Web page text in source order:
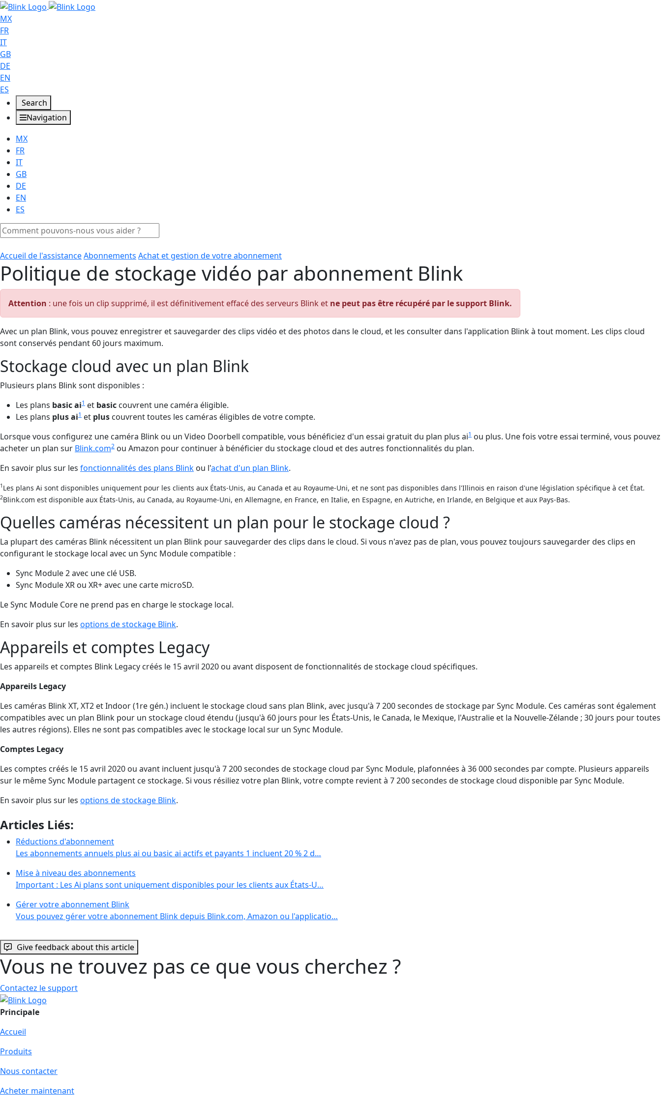
MX
FR
IT
GB
DE
EN
ES
Search
Navigation
MX
FR
IT
GB
DE
EN
ES
Accueil de l'assistanceAbonnements Achat et gestion de votre abonnement
Politique de stockage vidéo par abonnement Blink
Attention : une fois un clip supprimé, il est définitivement effacé des serveurs Blink et ne peut pas être récupéré par le support Blink.
Avec un plan Blink, vous pouvez enregistrer et sauvegarder des clips vidéo et des photos dans le cloud, et les consulter dans l'application Blink à tout moment. Les clips cloud
sont conservés pendant 60 jours maximum.
Stockage cloud avec un plan Blink
Plusieurs plans Blink sont disponibles :
Les plans basic ai1 et basic couvrent une caméra éligible.
Les plans plus ai1 et plus couvrent toutes les caméras éligibles de votre compte.
Lorsque vous configurez une caméra Blink ou un Video Doorbell compatible, vous bénéficiez d'un essai gratuit du plan plus ai1 ou plus. Une fois votre essai terminé, vous pouvez
acheter un plan sur Blink.com2 ou Amazon pour continuer à bénéficier du stockage cloud et des autres fonctionnalités du plan.
En savoir plus sur les fonctionnalités des plans Blink ou l'achat d'un plan Blink.
1 Les plans Ai sont disponibles uniquement pour les clients aux États-Unis, au Canada et au Royaume-Uni, et ne sont pas disponibles dans l'Illinois en raison d'une législation spécifique à cet État.
2Blink.com est disponible aux États-Unis, au Canada, au Royaume-Uni, en Allemagne, en France, en Italie, en Espagne, en Autriche, en Irlande, en Belgique et aux Pays-Bas.
Quelles caméras nécessitent un plan pour le stockage cloud ?
La plupart des caméras Blink nécessitent un plan Blink pour sauvegarder des clips dans le cloud. Si vous n'avez pas de plan, vous pouvez toujours sauvegarder des clips en
configurant le stockage local avec un Sync Module compatible :
Sync Module 2 avec une clé USB.
Sync Module XR ou XR+ avec une carte microSD.
Le Sync Module Core ne prend pas en charge le stockage local.
En savoir plus sur les options de stockage Blink.
Appareils et comptes Legacy
Les appareils et comptes Blink Legacy créés le 15 avril 2020 ou avant disposent de fonctionnalités de stockage cloud spécifiques.
Appareils Legacy
Les caméras Blink XT, XT2 et Indoor (1re gén.) incluent le stockage cloud sans plan Blink, avec jusqu'à 7 200 secondes de stockage par Sync Module. Ces caméras sont également
compatibles avec un plan Blink pour un stockage cloud étendu (jusqu'à 60 jours pour les États-Unis, le Canada, le Mexique, l'Australie et la Nouvelle-Zélande ; 30 jours pour toutes
les autres régions). Elles ne sont pas compatibles avec le stockage local sur un Sync Module.
Comptes Legacy
Les comptes créés le 15 avril 2020 ou avant incluent jusqu'à 7 200 secondes de stockage cloud par Sync Module, plafonnées à 36 000 secondes par compte. Plusieurs appareils
sur le même Sync Module partagent ce stockage. Si vous résiliez votre plan Blink, votre compte revient à 7 200 secondes de stockage cloud disponible par Sync Module.
En savoir plus sur les options de stockage Blink.
Articles Liés:
Réductions d'abonnement
Les abonnements annuels plus ai ou basic ai actifs et payants 1 incluent 20 % 2 d…
Mise à niveau des abonnements
Important : Les Ai plans sont uniquement disponibles pour les clients aux États-U…
Gérer votre abonnement Blink
Vous pouvez gérer votre abonnement Blink depuis Blink.com, Amazon ou l'applicatio…
Give feedback about this article
Vous ne trouvez pas ce que vous cherchez ?
Contactez le support
Principale
Accueil
Produits
Nous contacter
Acheter maintenant